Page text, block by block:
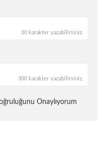
30 karakter yazabilirsiniz.
300 karakter yazabilirsiniz.
Onaylıyorum